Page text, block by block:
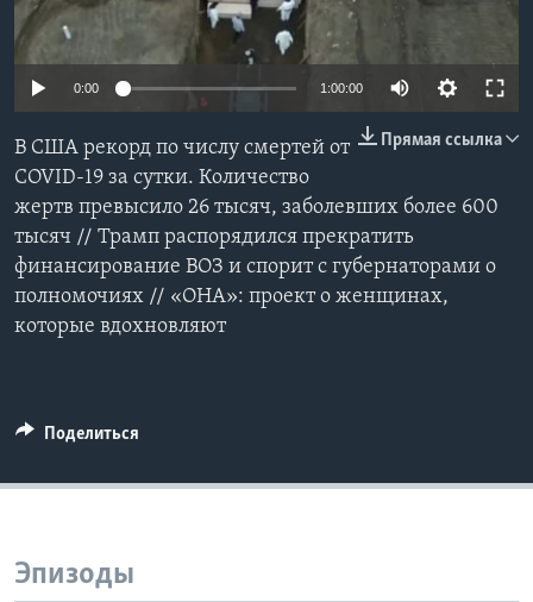
Learning English
Языки
0:00 1:00:00
Прямая ссылка
В США рекорд по числу смертей от
COVID-19 за сутки. Количество
жертв превысило 26 тысяч, заболевших более 600
тысяч // Трамп распорядился прекратить
финансирование ВОЗ и спорит с губернаторами о
полномочиях // «ОНА»: проект о женщинах,
которые вдохновляют
Поделиться
Эпизоды